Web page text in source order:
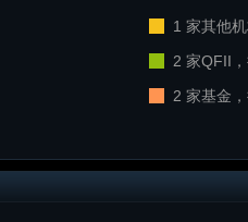
1 家其他
2 家QFII
2 家基金